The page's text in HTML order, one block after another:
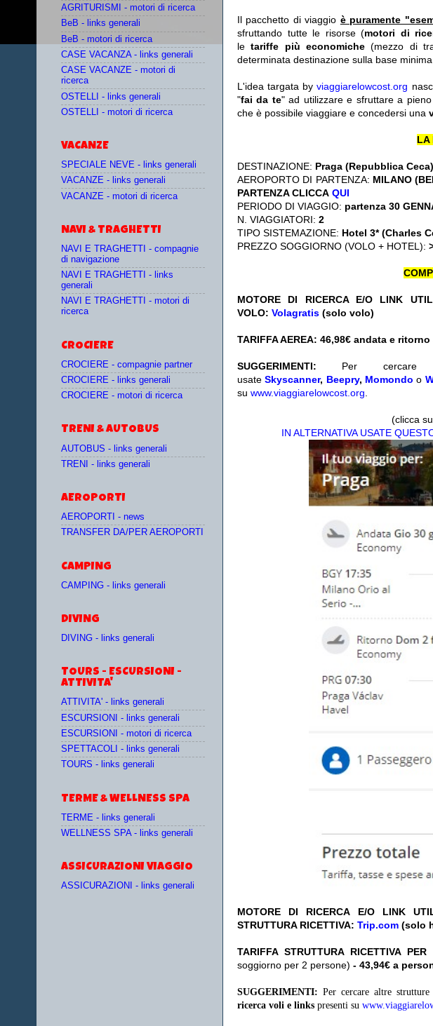
Il pacchetto di viaggio è puramente
sfruttando tutte le risorse (motori di
le tariffe più economiche(mezzo di
determinata destinazione sulla base
L'idea targata byviaggiarelowcost.org
"fai da te" ad utilizzare e sfruttare a
che è possibile viaggiare e concedersi una
LA
DESTINAZIONE: Praga (Repubblica Ceca)
AEROPORTO DI PARTENZA: MILANO
PARTENZA CLICCA QUI
PERIODO DI VIAGGIO: partenza 30
N. VIAGGIATORI: 2
TIPO SISTEMAZIONE: Hotel 3* (Charles
PREZZO SOGGIORNO (VOLO + HOTEL):
MOTORE DI RICERCA E/O LINK
VOLO: Volagratis (solo volo)
TARIFFA AEREA: 46,98€ andata e ritorno
SUGGERIMENTI: Per cercare
usateSkyscanner, Beepry, Momondo o
su www.viaggiarelowcost.org
(clicca
IN ALTERNATIVA USATE
MOTORE DI RICERCA E/O LINK
STRUTTURA RICETTIVA: Trip.com (solo
TARIFFA STRUTTURA RICETTIVA PER
soggiorno per 2 persone) - 43,94€ a
SUGGERIMENTI: Per cercare altre
ricerca voli e links presenti su
AGRITURISMI - motori di ricerca
BeB - links generali
BeB - motori di ricerca
CASE VACANZA - links generali
CASE VACANZE - motori di
ricerca
OSTELLI - links generali
OSTELLI - motori di ricerca
VACANZE
SPECIALE NEVE - links generali
VACANZE - links generali
VACANZE - motori di ricerca
NAVI & TRAGHETTI
NAVI E TRAGHETTI - compagnie
di navigazione
NAVI E TRAGHETTI - links
generali
NAVI E TRAGHETTI - motori di
ricerca
CROCIERE
CROCIERE - compagnie partner
CROCIERE - links generali
CROCIERE - motori di ricerca
TRENI & AUTOBUS
AUTOBUS - links generali
TRENI - links generali
AEROPORTI
AEROPORTI - news
TRANSFER DA/PER AEROPORTI
CAMPING
CAMPING - links generali
DIVING
DIVING - links generali
TOURS - ESCURSIONI -
ATTIVITA'
ATTIVITA' - links generali
ESCURSIONI - links generali
ESCURSIONI - motori di ricerca
SPETTACOLI - links generali
TOURS - links generali
TERME & WELLNESS SPA
TERME - links generali
WELLNESS SPA - links generali
ASSICURAZIONI VIAGGIO
ASSICURAZIONI - links generali